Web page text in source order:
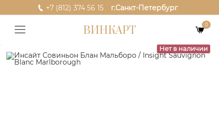
+7 (812) 374 56 15 г.Санкт-Петербург
ВИНКАРТ 0
Нет в наличии